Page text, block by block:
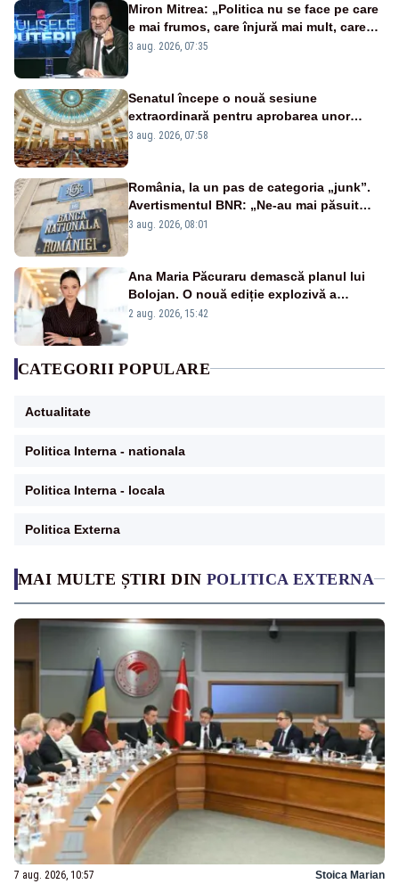
MAI MULTE ȘTIRI DIN POLITICA EXTERNA
7 aug. 2026, 10:57 Stoica Marian
Miron Mitrea: „Politica nu se face pe care
e mai frumos, care înjură mai mult, care
țipă mai tare, ci pe proiecte”
3 aug. 2026, 07:35
Senatul începe o nouă sesiune
extraordinară pentru aprobarea unor
jaloane din PNRR
3 aug. 2026, 07:58
România, la un pas de categoria „junk”.
Avertismentul BNR: „Ne-au mai păsuit
pentru câteva luni”
3 aug. 2026, 08:01
Ana Maria Păcuraru demască planul lui
Bolojan. O nouă ediție explozivă a
emisiunii „Miza Zilei” la Realitatea PLUS
2 aug. 2026, 15:42
CATEGORII POPULARE
Actualitate
Politica Interna - nationala
Politica Interna - locala
Politica Externa